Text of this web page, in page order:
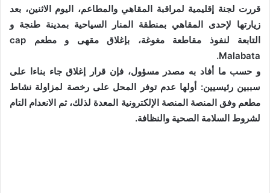
قررت لجنة إقليمية لمراقبة المقاهي والمطاعم، اليوم الاثنين، بعد
زيارتها لإحدى المقاهي بمنطقة المنار السياحية بمدينة طنجة و
التابعة لنفوذ مقاطعة مغوغة، بإغلاق مقهى و مطعم cap
Malabata.
و حسب ما أفاد به مصدر مسؤول، فإن قرار إغلاق جاء بناءا على
سببين رئيسيين: أولها عدم توفر المحل على رخصة لمزاولة نشاط
مطعم وفق المنصة المنصة الإلكترونية المعدة لذلك، ثم الانعدام التام
لشروط السلامة الصحية والنظافة.